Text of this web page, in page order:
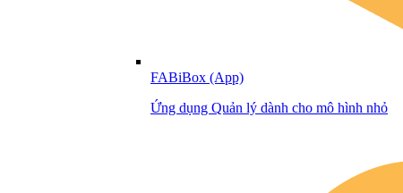
FABiBox (App)
Ứng dụng Quản lý dành cho mô hình nhỏ